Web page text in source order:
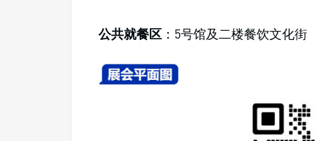
公共就餐区 ：5号馆及二楼餐饮文化街